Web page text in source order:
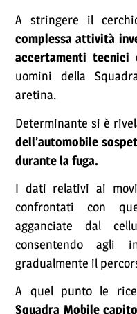
A stringere il
complessa attività
accertamenti
uomini della
aretina.
Determinante si è
dell’automobile
durante la fuga.
I dati relativi ai
confrontati con
agganciate dal
consentendo agli
gradualmente il
A quel punto le
Squadra Mobile